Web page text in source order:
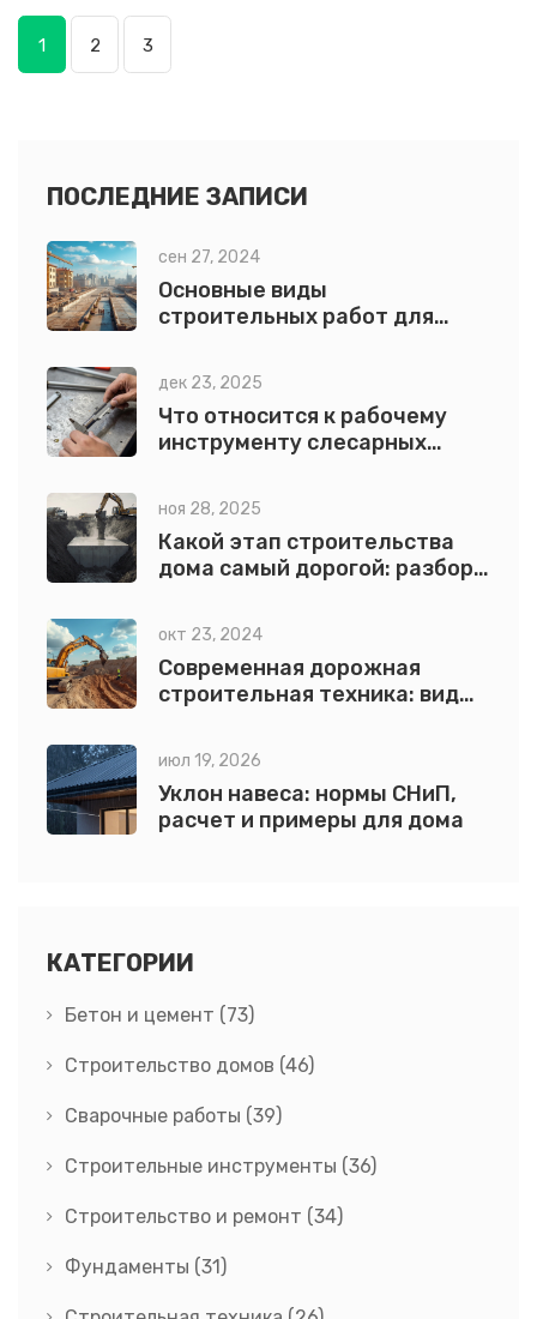
оптимальному соотношению цены и качества. В статье
рассмотрим свойства, применение и преимущества
1 2 3
ПОСЛЕДНИЕ ЗАПИСИ
сен 27, 2024
Основные виды
строительных работ для
дек 23, 2025
Что относится к рабочему
инструменту слесарных
назначение
ноя 28, 2025
Какой этап строительства
дома самый дорогой: разбор
цифры
окт 23, 2024
Современная дорожная
строительная техника: виды
июл 19, 2026
Уклон навеса: нормы СНиП,
расчет и примеры для дома
КАТЕГОРИИ
Бетон и цемент (73)
Строительство домов (46)
Сварочные работы (39)
Строительные инструменты (36)
Строительство и ремонт (34)
Фундаменты (31)